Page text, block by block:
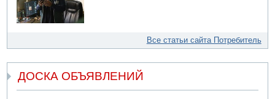
Все статьи сайта Потребитель
ДОСКА ОБЪЯВЛЕНИЙ